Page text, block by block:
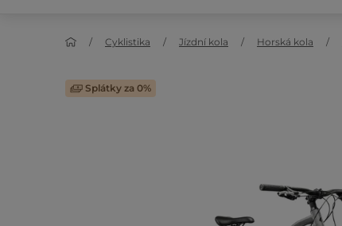
Cyklistika Jízdní kola Horská kola
Splátky za 0%